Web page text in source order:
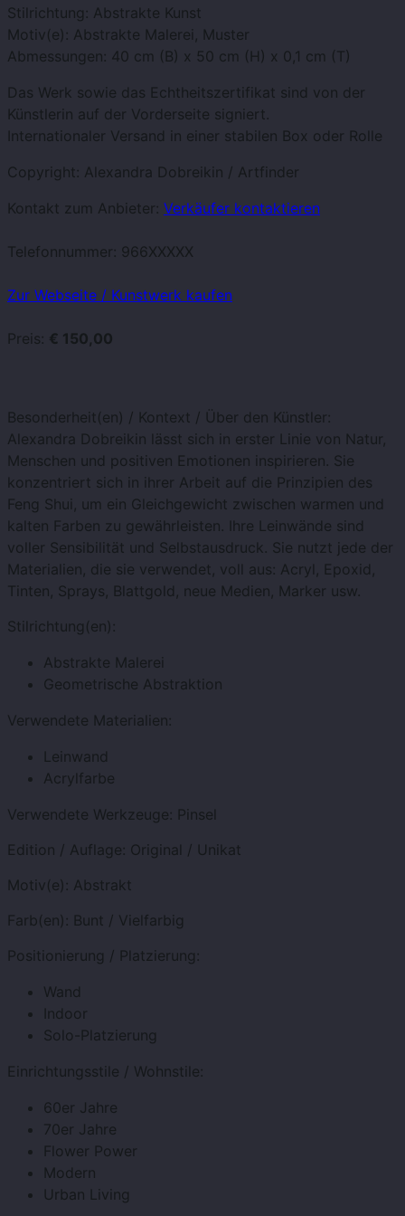
Stilrichtung: Abstrakte Kunst
Motiv(e): Abstrakte Malerei, Muster
Abmessungen: 40 cm (B) x 50 cm (H) x 0,1 cm (T)
Das Werk sowie das Echtheitszertifikat sind von der
Künstlerin auf der Vorderseite signiert.
Internationaler Versand in einer stabilen Box oder Rolle
Copyright: Alexandra Dobreikin / Artfinder
Kontakt zum Anbieter: Verkäufer kontaktieren
Telefonnummer: 966XXXXX
Zur Webseite / Kunstwerk kaufen
Preis: € 150,00
Besonderheit(en) / Kontext / Über den Künstler:
Alexandra Dobreikin lässt sich in erster Linie von Natur,
Menschen und positiven Emotionen inspirieren. Sie
konzentriert sich in ihrer Arbeit auf die Prinzipien des
Feng Shui, um ein Gleichgewicht zwischen warmen und
kalten Farben zu gewährleisten. Ihre Leinwände sind
voller Sensibilität und Selbstausdruck. Sie nutzt jede der
Materialien, die sie verwendet, voll aus: Acryl, Epoxid,
Tinten, Sprays, Blattgold, neue Medien, Marker usw.
Stilrichtung(en):
Abstrakte Malerei
Geometrische Abstraktion
Verwendete Materialien:
Leinwand
Acrylfarbe
Verwendete Werkzeuge: Pinsel
Edition / Auflage: Original / Unikat
Motiv(e): Abstrakt
Farb(en): Bunt / Vielfarbig
Positionierung / Platzierung:
Wand
Indoor
Solo-Platzierung
Einrichtungsstile / Wohnstile:
60er Jahre
70er Jahre
Flower Power
Modern
Urban Living